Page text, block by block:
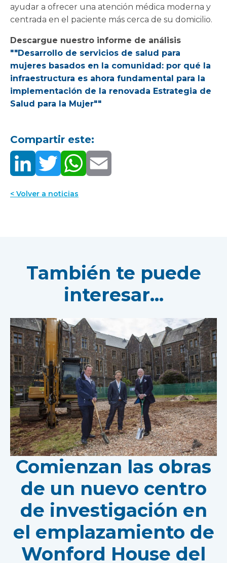
ayudar a ofrecer una atención médica moderna y
centrada en el paciente más cerca de su domicilio.
Descargue nuestro informe de análisis
""Desarrollo de servicios de salud para
mujeres basados en la comunidad: por qué la
infraestructura es ahora fundamental para la
implementación de la renovada Estrategia de
Salud para la Mujer""
Compartir este:
< Volver a noticias
También te puede
interesar...
Comienzan las obras
de un nuevo centro
de investigación en
el emplazamiento de
Wonford House del